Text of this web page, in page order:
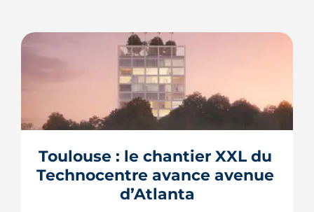
Toulouse : le chantier XXL du
Technocentre avance avenue
d’Atlanta